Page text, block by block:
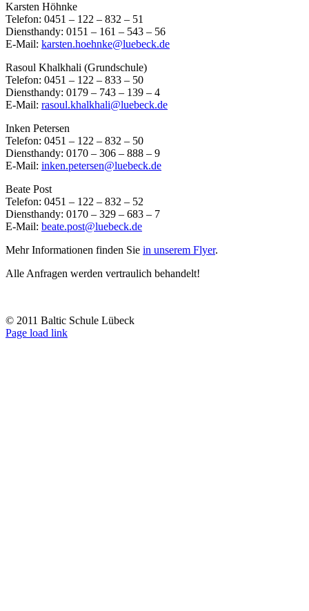
Karsten Höhnke
Telefon: 0451 – 122 – 832 – 51
Diensthandy: 0151 – 161 – 543 – 56
E-Mail: karsten.hoehnke@luebeck.de
Rasoul Khalkhali (Grundschule)
Telefon: 0451 – 122 – 833 – 50
Diensthandy: 0179 – 743 – 139 – 4
E-Mail: rasoul.khalkhali@luebeck.de
Inken Petersen
Telefon: 0451 – 122 – 832 – 50
Diensthandy: 0170 – 306 – 888 – 9
E-Mail: inken.petersen@luebeck.de
Beate Post
Telefon: 0451 – 122 – 832 – 52
Diensthandy: 0170 – 329 – 683 – 7
E-Mail: beate.post@luebeck.de
Mehr Informationen finden Sie in unserem Flyer.
Alle Anfragen werden vertraulich behandelt!
© 2011 Baltic Schule Lübeck
Rss
Page load link